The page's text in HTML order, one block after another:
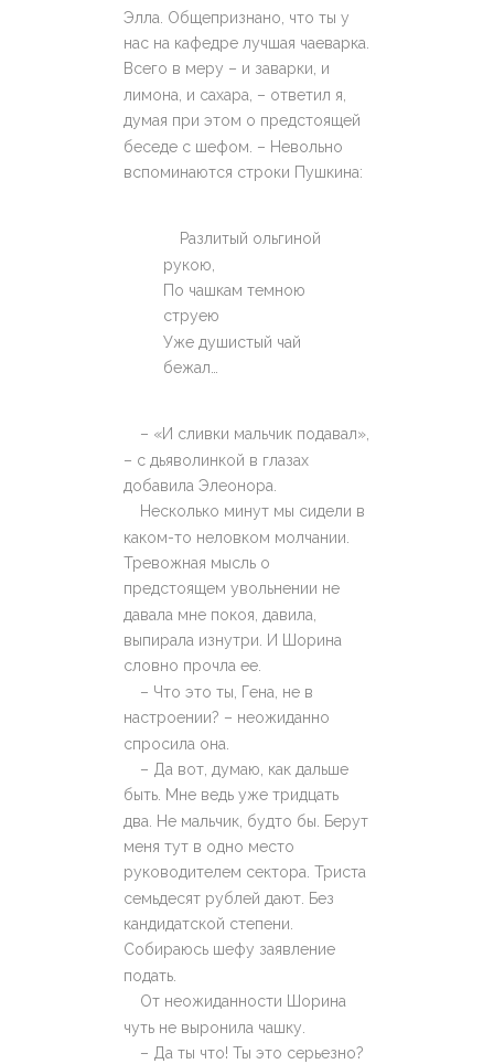
Элла. Общепризнано, что ты у
нас на кафедре лучшая чаеварка.
Всего в меру – и заварки, и
лимона, и сахара, – ответил я,
думая при этом о предстоящей
беседе с шефом. – Невольно
вспоминаются строки Пушкина:
Разлитый ольгиной
рукою,
По чашкам темною
струею
Уже душистый чай
бежал…
– «И сливки мальчик подавал»,
– с дьяволинкой в глазах
добавила Элеонора.
Несколько минут мы сидели в
каком-то неловком молчании.
Тревожная мысль о
предстоящем увольнении не
давала мне покоя, давила,
выпирала изнутри. И Шорина
словно прочла ее.
– Что это ты, Гена, не в
настроении? – неожиданно
спросила она.
– Да вот, думаю, как дальше
быть. Мне ведь уже тридцать
два. Не мальчик, будто бы. Берут
меня тут в одно место
руководителем сектора. Триста
семьдесят рублей дают. Без
кандидатской степени.
Собираюсь шефу заявление
подать.
От неожиданности Шорина
чуть не выронила чашку.
– Да ты что! Ты это серьезно?